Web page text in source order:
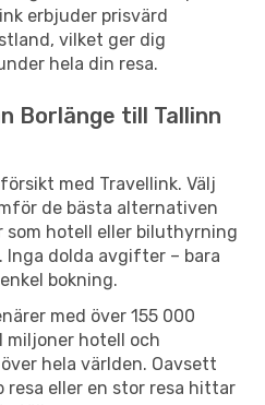
erbjuder prisvärd
vilket ger dig
hela din resa.
Borlänge till Tallinn
med Travellink. Välj
de bästa alternativen
hotell eller biluthyrning
Inga dolda avgifter – bara
bokning.
med över 155 000
miljoner hotell och
hela världen. Oavsett
resa eller en stor resa hittar